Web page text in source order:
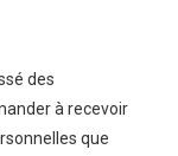
des
à recevoir
que